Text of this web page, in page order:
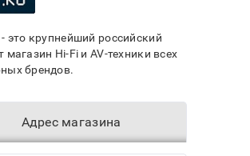
- это крупнейший российский
магазин Hi-Fi и AV-техники всех
брендов.
Адрес магазина